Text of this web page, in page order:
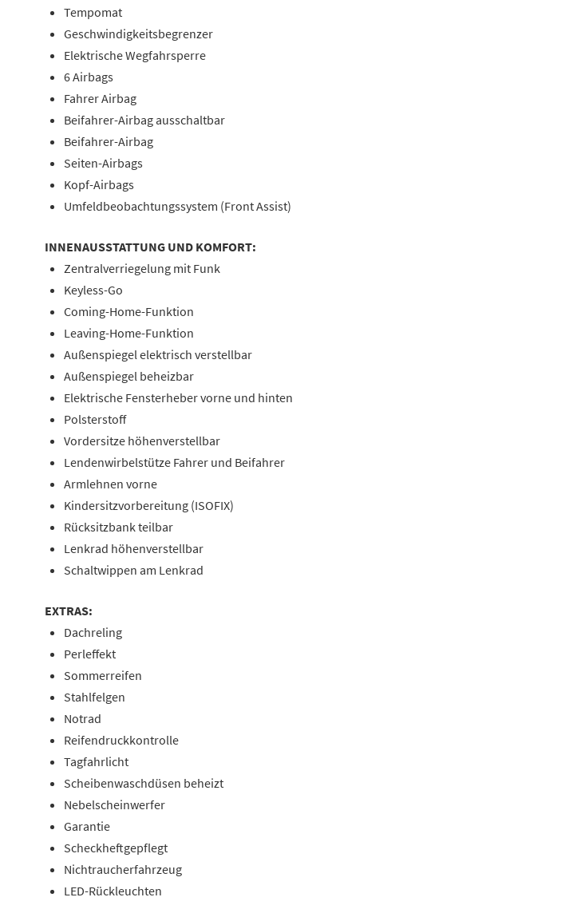
Tempomat
Geschwindigkeitsbegrenzer
Elektrische Wegfahrsperre
6 Airbags
Fahrer Airbag
Beifahrer-Airbag ausschaltbar
Beifahrer-Airbag
Seiten-Airbags
Kopf-Airbags
Umfeldbeobachtungssystem (Front Assist)
INNENAUSSTATTUNG UND KOMFORT:
Zentralverriegelung mit Funk
Keyless-Go
Coming-Home-Funktion
Leaving-Home-Funktion
Außenspiegel elektrisch verstellbar
Außenspiegel beheizbar
Elektrische Fensterheber vorne und hinten
Polsterstoff
Vordersitze höhenverstellbar
Lendenwirbelstütze Fahrer und Beifahrer
Armlehnen vorne
Kindersitzvorbereitung (ISOFIX)
Rücksitzbank teilbar
Lenkrad höhenverstellbar
Schaltwippen am Lenkrad
EXTRAS:
Dachreling
Perleffekt
Sommerreifen
Stahlfelgen
Notrad
Reifendruckkontrolle
Tagfahrlicht
Scheibenwaschdüsen beheizt
Nebelscheinwerfer
Garantie
Scheckheftgepflegt
Nichtraucherfahrzeug
LED-Rückleuchten